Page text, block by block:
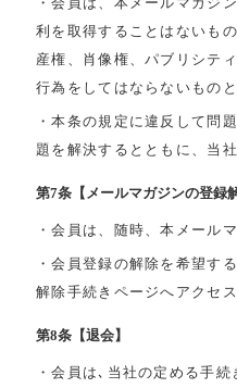
利を取得することはないも
産権、肖像権、パブリシテ
行為をしてはならないものと
・本条の規定に違反して問
題を解決するとともに、当
第7条【メールマガジンの登録
・会員は、随時、本メール
・会員登録の解除を希望す
解除手続きページへアクセ
第8条【退会】
・会員は､当社の定める手